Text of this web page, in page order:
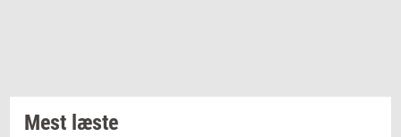
Mest læste